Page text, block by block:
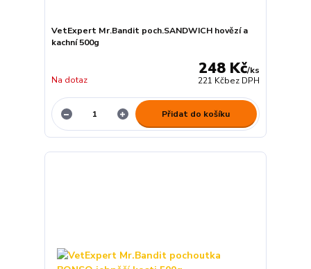
VetExpert Mr.Bandit poch.SANDWICH hovězí a
kachní 500g
248 Kč/ks
221 Kčbez DPH
Na dotaz
Přidat do košíku